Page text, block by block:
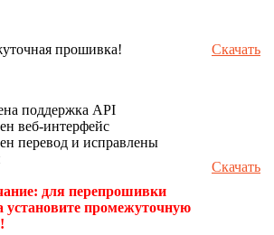
прошивка! Скачать
поддержка API
веб-интерфейс
перевод и исправлены
для перепрошивки
установите промежуточную
Скачать